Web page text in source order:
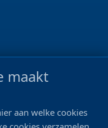
maakt
aan welke cookies